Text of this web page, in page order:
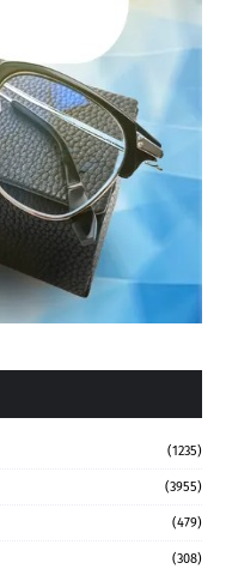
(1235)
(3955)
(479)
(308)